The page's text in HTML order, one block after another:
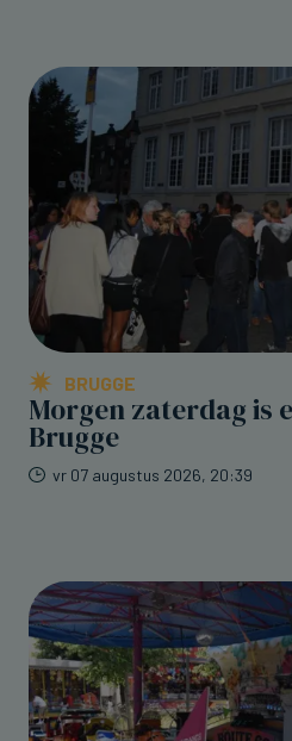
BRUGGE
Morgen zaterdag is
Brugge
vr 07 augustus 2026, 20:39